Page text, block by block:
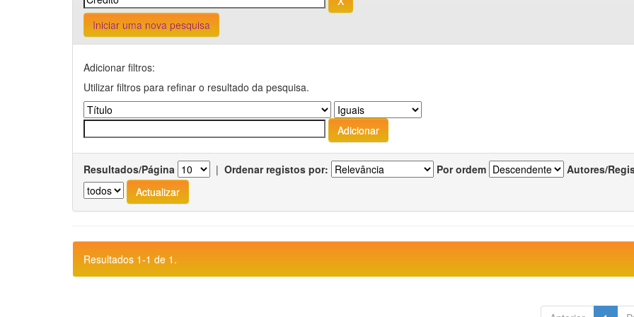
Iniciar uma nova pesquisa
Adicionar filtros:
Utilizar filtros para refinar o resultado da pesquisa.
Resultados/Página | Ordenar registos por: Por ordem Autores/
Resultados 1-1 de 1.